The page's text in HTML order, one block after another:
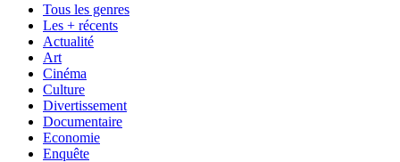
Tous les genres
Les + récents
Actualité
Art
Cinéma
Culture
Divertissement
Documentaire
Economie
Enquête